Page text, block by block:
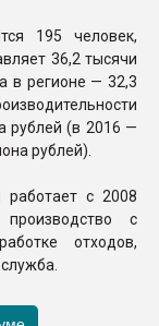
195 человек,
36,2 тысячи
в регионе — 32,3
рублей (в 2016 —
рублей).
с 2008
с
отходов,